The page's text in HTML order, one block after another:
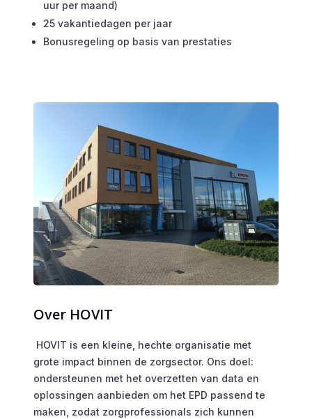
uur per maand)
25 vakantiedagen per jaar
Bonusregeling op basis van prestaties
Over HOVIT
HOVIT is een kleine, hechte organisatie met
grote impact binnen de zorgsector. Ons doel:
ondersteunen met het overzetten van data en
oplossingen aanbieden om het EPD passend te
maken, zodat zorgprofessionals zich kunnen